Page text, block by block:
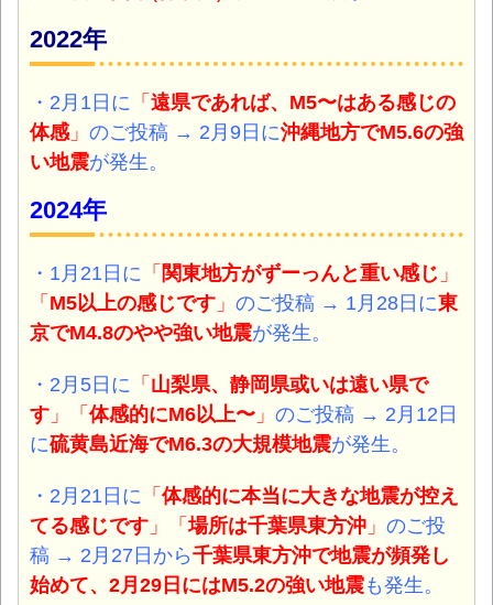
2022年
・2月1日 に 「 遠県であれば、M5〜はある感じの
体感 」 のご投稿 → 2月9日に沖縄地方でM5.6の強
い地震が発生。
2024年
・1月21日 に 「 関東地方がずーっんと重い感じ 」
「 M5以上の感じです 」 のご投稿 → 1月28日に東
京でM4.8のやや強い地震が発生。
・2月5日に 「 山梨県、静岡県或いは遠い県で
す 」「 体感的にM6以上〜 」 のご投稿 → 2月12日
に硫黄島近海でM6.3の大規模地震が発生。
・2月21日に 「 体感的に本当に大きな地震が控え
てる感じです 」「場所は千葉県東方沖 」 のご投
稿 → 2月27日から千葉県東方沖で地震が頻発し
始めて、2月29日にはM5.2の強い地震も発生。